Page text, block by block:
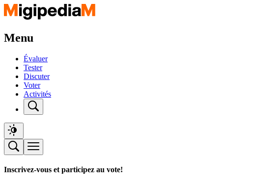
Menu
Évaluer
Tester
Discuter
Voter
Activités
Inscrivez-vous et participez au vote!